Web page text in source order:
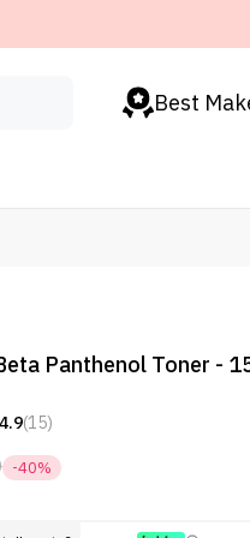
Best
Panthenol Toner -
(15)
-40%